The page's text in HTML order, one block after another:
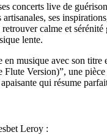
concerts live de
ses
retrouver calme et
lente.
en musique avec son titre
Flute Version)”, une pièce
qui résume
Leroy :